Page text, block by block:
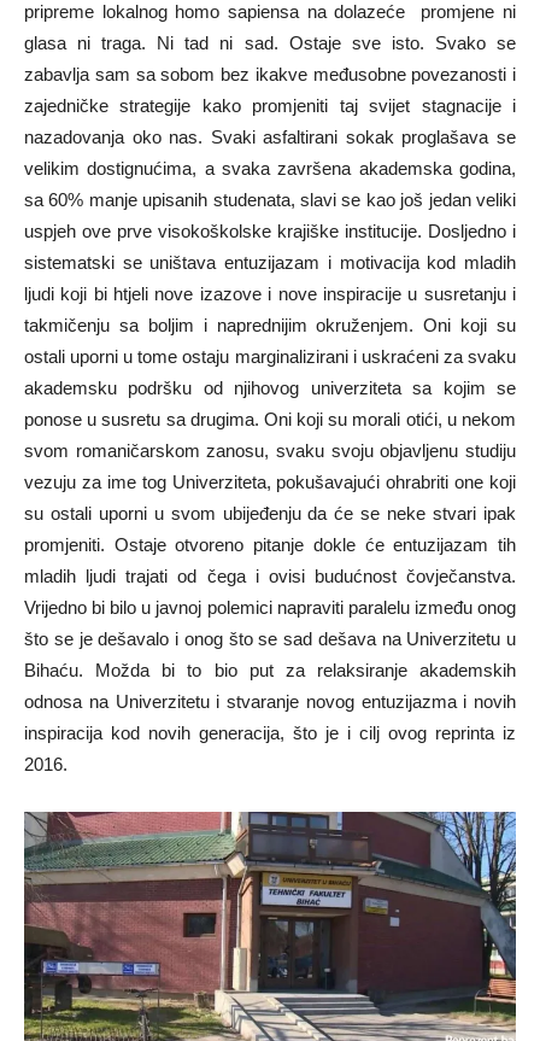
pripreme lokalnog homo sapiensa na dolazeće promjene ni
glasa ni traga. Ni tad ni sad. Ostaje sve isto. Svako se
zabavlja sam sa sobom bez ikakve međusobne povezanosti i
zajedničke strategije kako promjeniti taj svijet stagnacije i
nazadovanja oko nas. Svaki asfaltirani sokak proglašava se
velikim dostignućima, a svaka završena akademska godina,
sa 60% manje upisanih studenata, slavi se kao još jedan veliki
uspjeh ove prve visokoškolske krajiške institucije. Dosljedno i
sistematski se uništava entuzijazam i motivacija kod mladih
ljudi koji bi htjeli nove izazove i nove inspiracije u susretanju i
takmičenju sa boljim i naprednijim okruženjem. Oni koji su
ostali uporni u tome ostaju marginalizirani i uskraćeni za svaku
akademsku podršku od njihovog univerziteta sa kojim se
ponose u susretu sa drugima. Oni koji su morali otići, u nekom
svom romaničarskom zanosu, svaku svoju objavljenu studiju
vezuju za ime tog Univerziteta, pokušavajući ohrabriti one koji
su ostali uporni u svom ubijeđenju da će se neke stvari ipak
promjeniti. Ostaje otvoreno pitanje dokle će entuzijazam tih
mladih ljudi trajati od čega i ovisi budućnost čovječanstva.
Vrijedno bi bilo u javnoj polemici napraviti paralelu između onog
što se je dešavalo i onog što se sad dešava na Univerzitetu u
Bihaću. Možda bi to bio put za relaksiranje akademskih
odnosa na Univerzitetu i stvaranje novog entuzijazma i novih
inspiracija kod novih generacija, što je i cilj ovog reprinta iz
2016.